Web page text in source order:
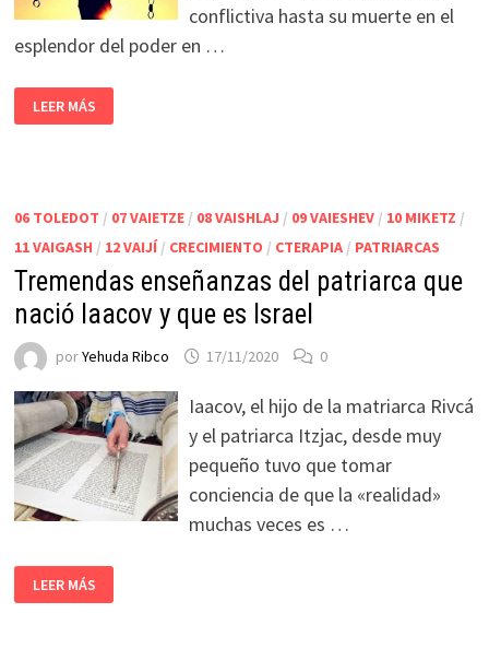
conflictiva hasta su muerte en el
esplendor del poder en …
LEER MÁS
06 TOLEDOT / 07 VAIETZE/ 08 VAISHLAJ / 09 VAIESHEV/ 10 MIKETZ /
11 VAIGASH / 12 VAIJÍ/ CRECIMIENTO / CTERAPIA/ PATRIARCAS
Tremendas enseñanzas del patriarca que
nació Iaacov y que es Israel
porYehuda Ribco 17/11/2020 0
Iaacov, el hijo de la matriarca Rivcá
y el patriarca Itzjac, desde muy
pequeño tuvo que tomar
conciencia de que la «realidad»
muchas veces es …
LEER MÁS